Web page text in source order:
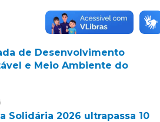
de Desenvolvimento
e Meio Ambiente do
Solidária 2026 ultrapassa 10